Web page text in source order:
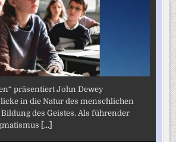
präsentiert John Dewey
in die Natur des menschlichen
des Geistes. Als führender
[...]